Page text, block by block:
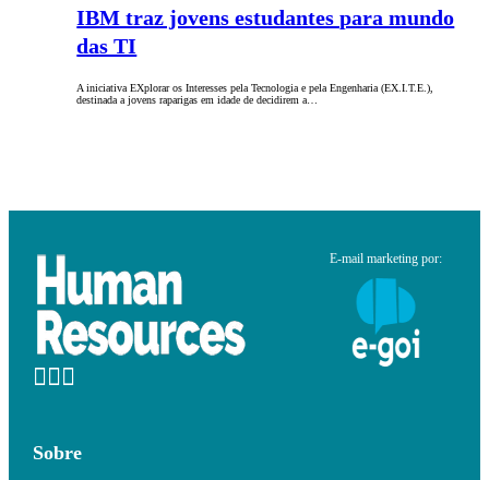
IBM traz jovens estudantes para mundo
das TI
A iniciativa EXplorar os Interesses pela Tecnologia e pela Engenharia (EX.I.T.E.),
destinada a jovens raparigas em idade de decidirem a…
E-mail marketing por:
Sobre